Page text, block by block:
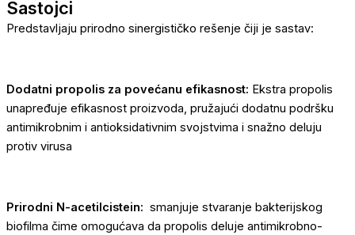
Sastojci
Predstavljaju prirodno sinergističko rešenje čiji je sastav:
Dodatni propolis za povećanu efikasnost: Ekstra propolis
unapređuje efikasnost proizvoda, pružajući dodatnu podršku
antimikrobnim i antioksidativnim svojstvima i snažno deluju
protiv virusa
Prirodni N-acetilcistein: smanjuje stvaranje bakterijskog
biofilma čime omogućava da propolis deluje antimikrobno-